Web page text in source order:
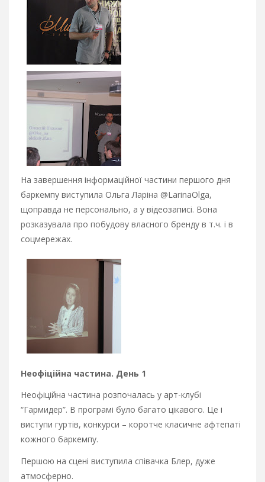
На завершення інформаційної частини першого дня
баркемпу виступила Ольга Ларіна @LarinaOlga,
щоправда не персонально, а у відеозаписі. Вона
розказувала про побудову власного бренду в т.ч. і в
соцмережах.
Неофіційна частина. День 1
Неофіційна частина розпочалась у арт-клубі
“Гармидер”. В програмі було багато цікавого. Це і
виступи гуртів, конкурси – коротче класичне афтепаті
кожного баркемпу.
Першою на сцені виступила співачка Блер, дуже
атмосферно.